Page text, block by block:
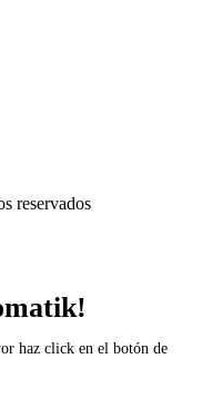
reservados
haz click en el botón de